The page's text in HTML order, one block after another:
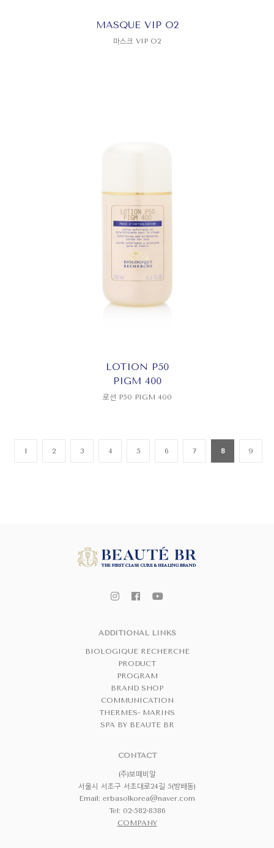
MASQUE VIP O2
마스크 VIP O2
LOTION P50
PIGM 400
로션 P50 PIGM 400
1 2 3 4 5 6 7 8 9
ADDITIONAL LINKS
BIOLOGIQUE RECHERCHE
PRODUCT
PROGRAM
BRAND SHOP
COMMUNICATION
THERMES- MARINS
SPA BY BEAUTE BR
CONTACT
(주)보떼비알
서울시 서초구 서초대로24길 5(방배동)
Email: erbasolkorea@naver.com
Tel: 02-582-8386
COMPANY